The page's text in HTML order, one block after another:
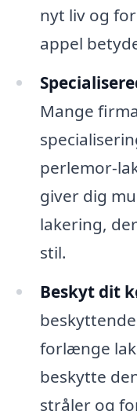
nyt liv og
appel
Mange
perlemor-
giver dig
lakering,
stil.
Beskyt dit
forlænge
beskytte
stråler og